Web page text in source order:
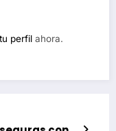
perfil ahora.